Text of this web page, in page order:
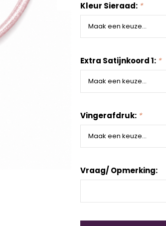
Kleur Sieraad: *
Extra Satijnkoord 1: *
Vingerafdruk: *
Vraag/ Opmerking: